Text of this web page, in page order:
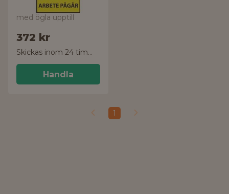
med ögla upptill
372 kr
Skickas inom 24 timmar!
Handla
1